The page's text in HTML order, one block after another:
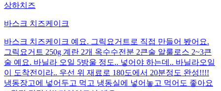
상하치즈
바스크 치즈케이크
바스크 치즈케이크 예요. 그릭요거트로 직접 만들어 봤어요.
그릭요거트 250g 계란 2개 옥수수전분 2큰술 알룰로스 2~3큰
술 예요. 바닐라 오일 5방울 정도.. 넣어야 하는데.. 바닐라오일
이 도착전이라.. 우선 위 재료로 180도에서 20분정도 완성!!!!
냉동장고에 넣어두고 먹고 냉동실에 넣어놓고 먹어도 좋아요